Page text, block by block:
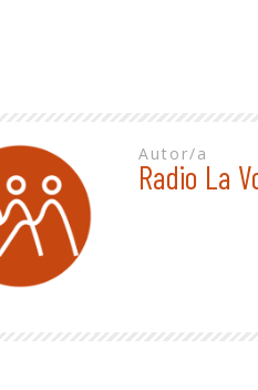
Autor/a
Radio La